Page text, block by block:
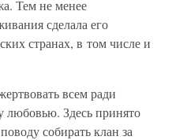
Тем не менее
сделала его
странах, в том числе и
всем ради
любовью. Здесь принято
собирать клан за